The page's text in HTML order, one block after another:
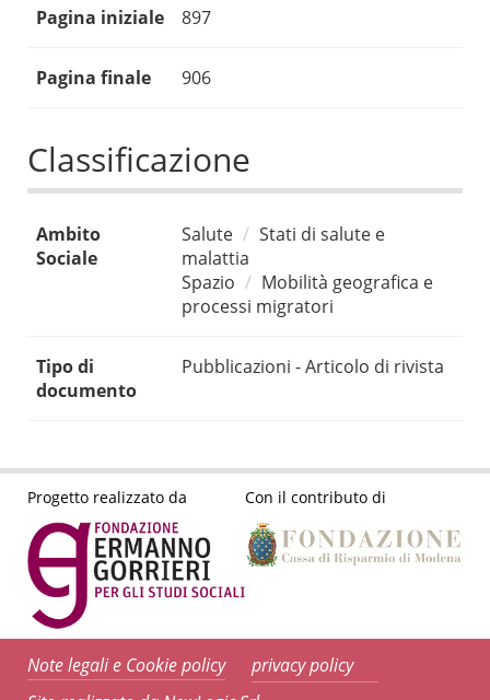
Pagina iniziale 897
Pagina finale 906
Classificazione
Ambito
Sociale
Salute
Stati di salute e
malattia
Spazio
Mobilità geografica e
processi migratori
Tipo di
documento
Pubblicazioni - Articolo di rivista
Progetto realizzato da Con il contributo di
Note legali e Cookie policy
privacy policy